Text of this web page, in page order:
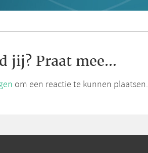
jij? Praat mee...
om een reactie te kunnen plaatsen.